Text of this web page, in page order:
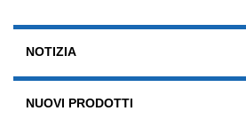
NOTIZIA
NUOVI PRODOTTI